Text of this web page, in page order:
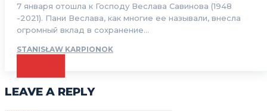
7 января отошла к Господу Веслава Савинова (1948
-2021). Пани Веслава, как многие ее называли, внесла
огромный вклад в сохранение...
STANISŁAW KARPIONOK
LEAVE A REPLY